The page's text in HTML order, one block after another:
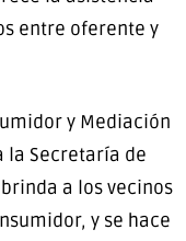
entre oferente y
y Mediación
la Secretaría de
a los vecinos
y se hace